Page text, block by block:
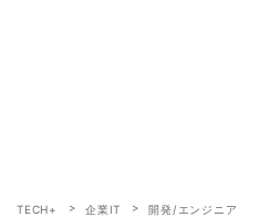
TECH+ 企業IT
開発/エンジニア